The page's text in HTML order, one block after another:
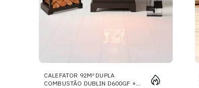
CALEFATOR 92M² DUPLA
COMBUSTÃO DUBLIN D600GF +